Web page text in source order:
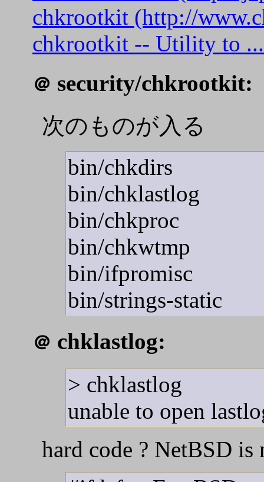
chkrootkit (http://
chkrootkit -- Utility to
＠ security/chkrootkit:
次のものが入る
bin/chkdirs
bin/chklastlog
bin/chkproc
bin/chkwtmp
bin/ifpromisc
bin/strings-static
＠ chklastlog:
> chklastlog
unable to open
hard code ? NetBSD is